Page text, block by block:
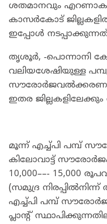
ശതമാനവും
കാസർകോട്
ഇപ്പോൾ
തൃശൂർ, -പൊന്നാനി
വലിയശേഷിയുള്ള
ഇതര ജില്ലകളിലേക്കും
മൂന്ന്‌ എച്ച്പി പമ്പ്
കിലോവാട്ട്
10,000––- 15,000
(സമുദ്ര
എച്ച്പി പമ്പ്
പ്ലാന്റ്